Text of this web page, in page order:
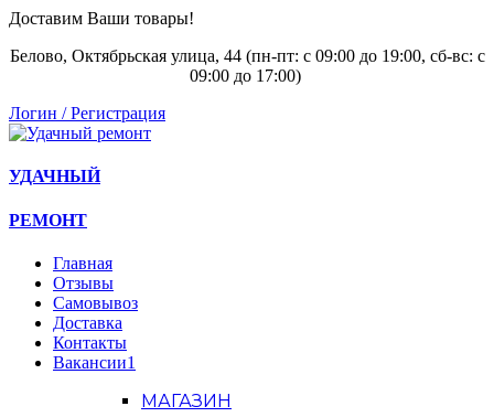
Доставим Ваши товары!
Белово, Октябрьская улица, 44 (пн-пт: с 09:00 до 19:00, сб-вс: с
09:00 до 17:00)
Логин / Регистрация
УДАЧНЫЙ
РЕМОНТ
Главная
Отзывы
Самовывоз
Доставка
Контакты
Вакансии1
МАГАЗИН